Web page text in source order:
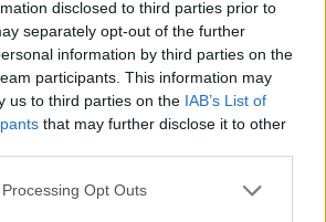
disclosed to third parties prior to
separately opt-out of the further
information by third parties on the
participants. This information may
us to third parties on the IAB’s List of
that may further disclose it to other
Opt Outs